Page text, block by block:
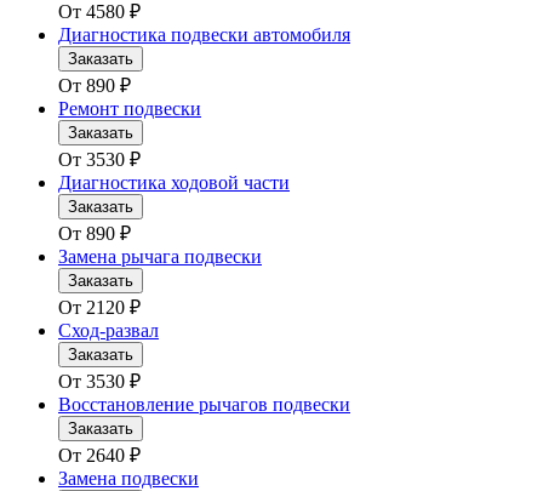
От 4580 ₽
Диагностика подвески автомобиля
Заказать
От 890 ₽
Ремонт подвески
Заказать
От 3530 ₽
Диагностика ходовой части
Заказать
От 890 ₽
Замена рычага подвески
Заказать
От 2120 ₽
Сход-развал
Заказать
От 3530 ₽
Восстановление рычагов подвески
Заказать
От 2640 ₽
Замена подвески